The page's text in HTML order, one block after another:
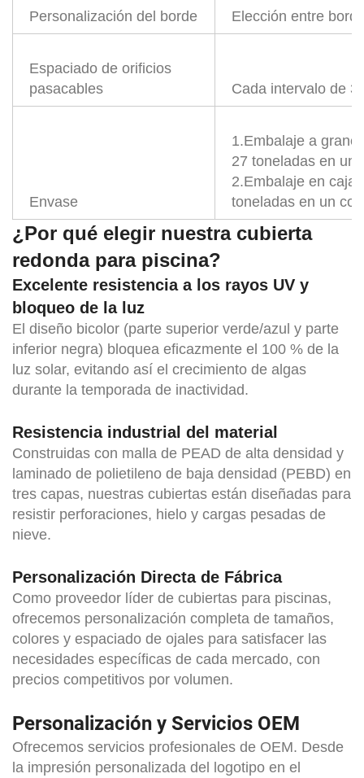
Personalización del borde Elección entre
Espaciado de orificios
pasacables
Cada intervalo de
Envase
1.Embalaje a
27 toneladas en un
2.Embalaje en
toneladas en un
¿Por qué elegir nuestra cubierta
redonda para piscina?
Excelente resistencia a los rayos UV y
bloqueo de la luz
El diseño bicolor (parte superior verde/azul y parte
inferior negra) bloquea eficazmente el 100 % de la
luz solar, evitando así el crecimiento de algas
durante la temporada de inactividad.
Resistencia industrial del material
Construidas con malla de PEAD de alta densidad y
laminado de polietileno de baja densidad (PEBD) en
tres capas, nuestras cubiertas están diseñadas para
resistir perforaciones, hielo y cargas pesadas de
nieve.
Personalización Directa de Fábrica
Como proveedor líder de cubiertas para piscinas,
ofrecemos personalización completa de tamaños,
colores y espaciado de ojales para satisfacer las
necesidades específicas de cada mercado, con
precios competitivos por volumen.
Personalización y Servicios OEM
Ofrecemos servicios profesionales de OEM. Desde
la impresión personalizada del logotipo en el